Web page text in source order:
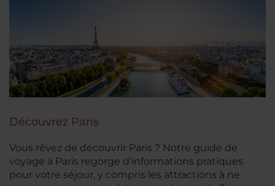
Découvrez Paris
Vous rêvez de découvrir Paris ? Notre guide de
voyage à Paris regorge d’informations pratiques
pour votre séjour, y compris les attractions à ne